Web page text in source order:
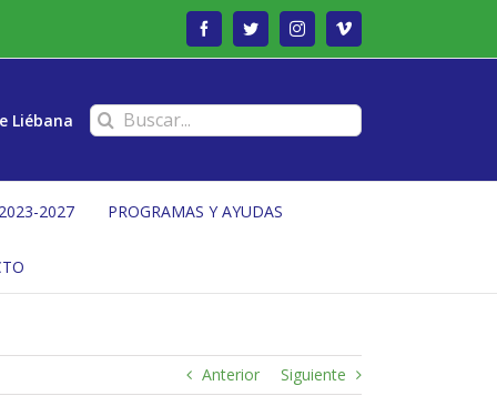
FacebookTwitterInstagramVimeo
Liébana Buscar:
2027 PROGRAMAS Y AYUDAS
Anterior Siguiente